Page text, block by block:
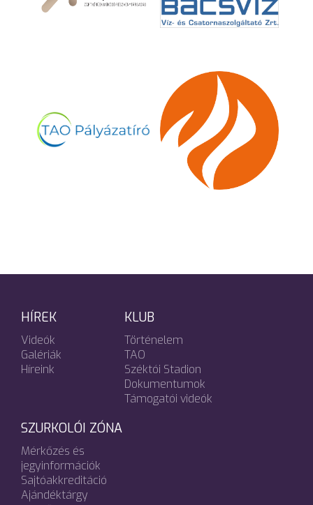
HÍREK
Videók
Galériák
Híreink
KLUB
Történelem
TAO
Széktói Stadion
Dokumentumok
Támogatói videók
SZURKOLÓI ZÓNA
Mérkőzés és
jegyinformációk
Sajtóakkreditáció
Ajándéktárgy